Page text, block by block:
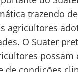
trazendo
agricultores
O Suater
de condições